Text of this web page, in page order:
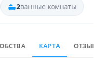
2ванные комнаты
КАРТА ОТЗЫВЫ